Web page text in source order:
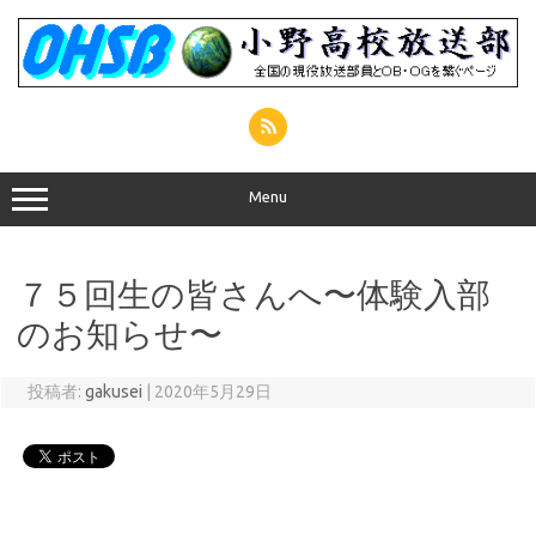
Menu
７５回生の皆さんへ〜体験入部
のお知らせ〜
投稿者: gakusei 2020年5月29日